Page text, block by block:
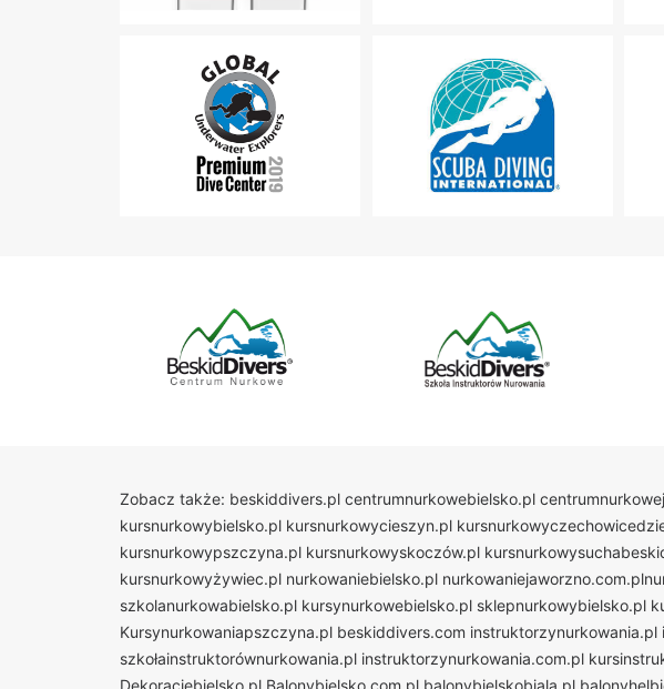
Zobacz także: beskiddivers.pl centrumnurkowebielsko.pl
kursnurkowybielsko.pl kursnurkowycieszyn.pl
kursnurkowypszczyna.pl kursnurkowyskoczów.pl
kursnurkowyżywiec.pl nurkowaniebielsko.pl
szkolanurkowabielsko.pl kursynurkowebielsko.pl sklepnurkowybielsko.pl
Kursynurkowaniapszczyna.pl beskiddivers.com instruktorzynurkowania.pl
szkołainstruktorównurkowania.pl instruktorzynurkowania.com.pl
Dekoracjebielsko.pl Balonybielsko.com.pl balonybielskobiala.pl